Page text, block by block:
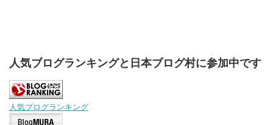
人気ブログランキングと日本ブログ村に参加中です
人気ブログランキング